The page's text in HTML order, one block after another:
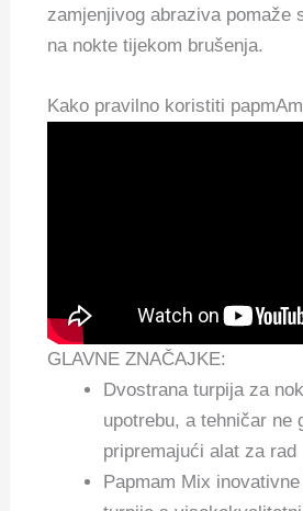
zamjenjivog abraziva pomaže
na nokte tijekom brušenja.
Kako pravilno koristiti
GLAVNE ZNAČAJKE:
Dvostrana turpija za
upotrebu, a tehničar ne
pripremajući alat za rad
Papmam Mix